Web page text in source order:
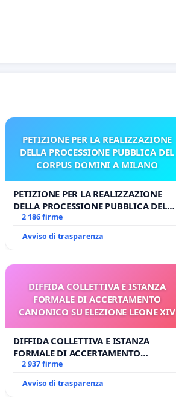
PETIZIONE PER LA REALIZZAZIONE
DELLA PROCESSIONE PUBBLICA DEL
CORPUS DOMINI A MILANO
PETIZIONE PER LA REALIZZAZIONE
DELLA PROCESSIONE PUBBLICA DEL
CORPUS DOMINI A MILANO
2 186 firme
Avviso di trasparenza
DIFFIDA COLLETTIVA E ISTANZA
FORMALE DI ACCERTAMENTO
CANONICO SU ELEZIONE LEONE XIV
DIFFIDA COLLETTIVA E ISTANZA
FORMALE DI ACCERTAMENTO
CANONICO SU ELEZIONE LEONE XIV
2 937 firme
Avviso di trasparenza